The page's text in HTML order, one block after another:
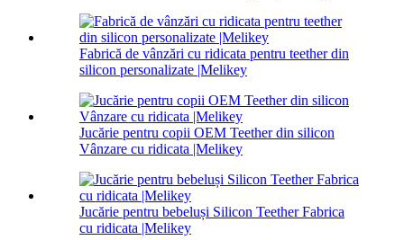
Fabrică de vânzări cu ridicata pentru teether din
silicon personalizate |Melikey
Jucărie pentru copii OEM Teether din silicon
Vânzare cu ridicata |Melikey
Jucărie pentru bebeluși Silicon Teether Fabrica
cu ridicata |Melikey